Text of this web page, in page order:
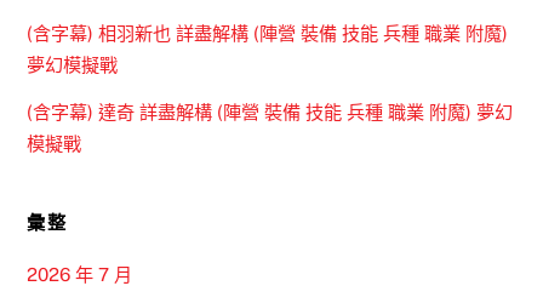
(含字幕) 相羽新也 詳盡解構 (陣營 裝備 技能 兵種 職業 附魔)
夢幻模擬戰
(含字幕) 達奇 詳盡解構 (陣營 裝備 技能 兵種 職業 附魔) 夢幻
模擬戰
彙整
2026 年 7 月